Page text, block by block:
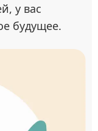
у вас
будущее.